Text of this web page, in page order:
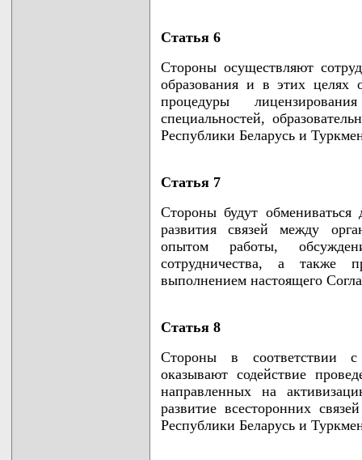
Статья 6
Стороны осуществляют
образования и в этих целях
процедуры
специальностей,
Республики Беларусь и
Статья 7
Стороны будут обмениваться
развития связей между
опытом работы,
сотрудничества, а также
выполнением настоящего
Статья 8
Стороны в соответствии с
оказывают содействие
направленных на
развитие всесторонних
Республики Беларусь и